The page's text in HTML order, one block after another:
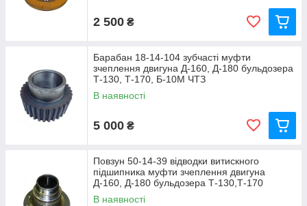
2 500 ₴
Барабан 18-14-104 зубчасті муфти
зчеплення двигуна Д-160, Д-180 бульдозера
Т-130, Т-170, Б-10М ЧТЗ
В наявності
5 000 ₴
Повзун 50-14-39 відводки витискного
підшипника муфти зчеплення двигуна
Д-160, Д-180 бульдозера Т-130,Т-170
В наявності